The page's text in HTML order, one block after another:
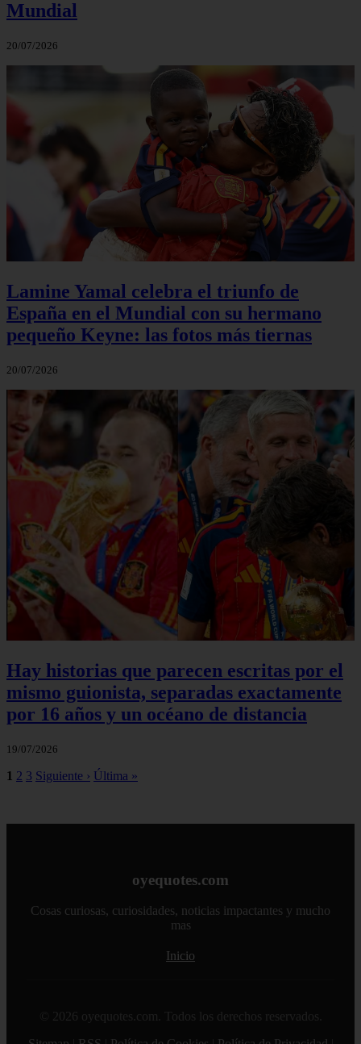
Mundial
20/07/2026
Lamine Yamal celebra el triunfo de
España en el Mundial con su hermano
pequeño Keyne: las fotos más tiernas
20/07/2026
Hay historias que parecen escritas por el
mismo guionista, separadas exactamente
por 16 años y un océano de distancia
19/07/2026
1 2 3 Siguiente › Última »
oyequotes.com
Cosas curiosas, curiosidades, noticias impactantes y mucho
mas
Inicio
© 2026 oyequotes.com. Todos los derechos reservados.